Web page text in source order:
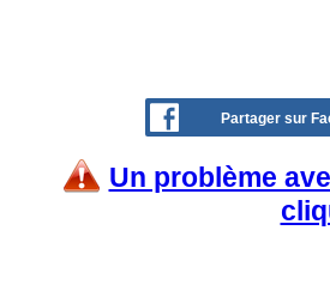
Partager sur
Un problème